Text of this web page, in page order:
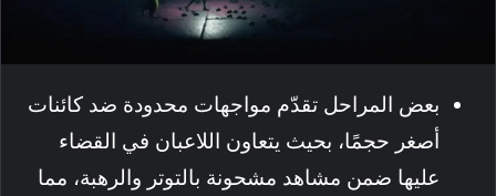
بعض المراحل تقدّم مواجهات محدودة ضد كائنات
أصغر حجمًا، بحيث يتعاون اللاعبان في القضاء
عليها ضمن مشاهد مشحونة بالتوتر والرهبة، مما